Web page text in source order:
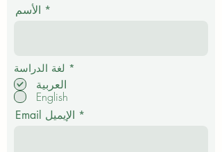
الأسم
لغة الدراسة *
م
ي
العربية
English
Email الإيميل